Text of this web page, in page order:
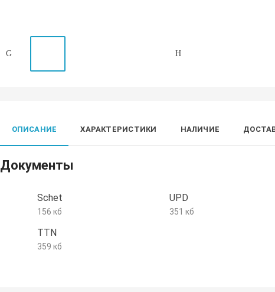
ОПИСАНИЕ ХАРАКТЕРИСТИКИ НАЛИЧИЕ
Документы
Schet
156 кб
UPD
351 кб
TTN
359 кб